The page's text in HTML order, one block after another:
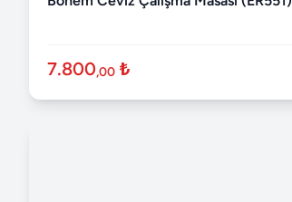
7.800,00 ₺